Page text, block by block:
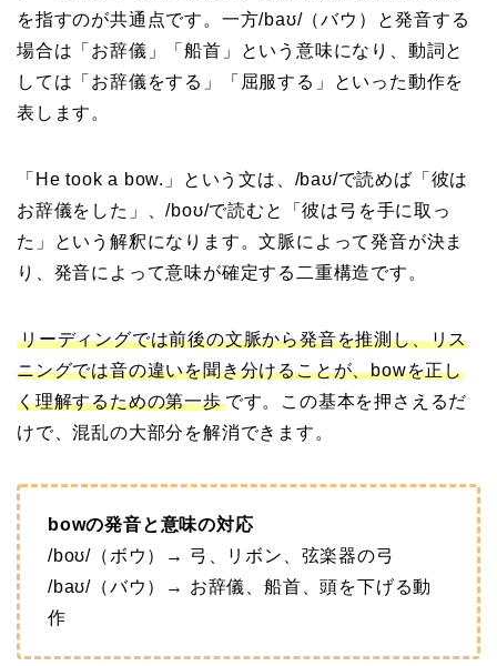
を指すのが共通点です。一方/baʊ/（バウ）と発音する
場合は「お辞儀」「船首」という意味になり、動詞と
しては「お辞儀をする」「屈服する」といった動作を
表します。
「He took a bow.」という文は、/baʊ/で読めば「彼は
お辞儀をした」、/boʊ/で読むと「彼は弓を手に取っ
た」という解釈になります。文脈によって発音が決ま
り、発音によって意味が確定する二重構造です。
リーディングでは前後の文脈から発音を推測し、リス
ニングでは音の違いを聞き分けることが、bowを正し
く理解するための第一歩です。この基本を押さえるだ
けで、混乱の大部分を解消できます。
bowの発音と意味の対応
/boʊ/（ボウ）→ 弓、リボン、弦楽器の弓
/baʊ/（バウ）→ お辞儀、船首、頭を下げる動
作